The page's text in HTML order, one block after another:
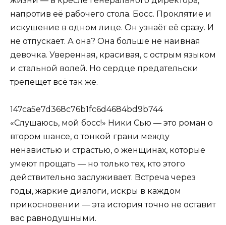
напротив её рабочего стола. Босс. Проклятие и
искушение в одном лице. Он узнаёт её сразу. И
не отпускает. А она? Она больше не наивная
девочка. Уверенная, красивая, с острым языком
и стальной волей. Но сердце предательски
трепещет всё так же.
147ca5e7d368c76b1fc6d4684bd9b744
«Слушаюсь, мой босс!» Ники Сью — это роман о
втором шансе, о тонкой грани между
ненавистью и страстью, о женщинах, которые
умеют прощать — но только тех, кто этого
действительно заслуживает. Встреча через
годы, жаркие диалоги, искры в каждом
прикосновении — эта история точно не оставит
вас равнодушными.